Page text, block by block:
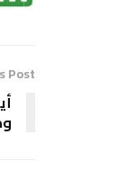
Post